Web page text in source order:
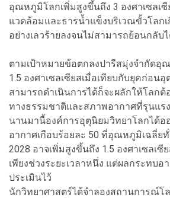
อุณหภูมิโลกเพิ่มสูงขึ้นถึง 3 องศาเซลเ
แวดล้อมและธารน้ำแข็งบริเวณขั้วโลกเ
อย่างเลวร้ายลงจนไม่สามารถย้อนกลับ
ตามเป้าหมายข้อตกลงปารีสมุ่งจำกัดอุ
1.5 องศาเซลเซียสเมื่อเทียบกับยุคก่อน
สามารถดำเนินการได้ก็จะผลักให้โลก
ทางธรรมชาติและสภาพอากาศที่รุนแร
นานมานี้องค์การอุตุนิยมวิทยาโลกได้อ
อากาศเกือบร้อยละ 50 ที่อุณหภูมิเฉลี่ย
2028 อาจเพิ่มสูงขึ้นถึง 1.5 องศาเซลเซี
เพียงช่วงระยะเวลาหนึ่ง แต่ผลกระทบอ
ประเมินไว้
นักวิทยาศาสตร์ได้จำลองสถานการณ์